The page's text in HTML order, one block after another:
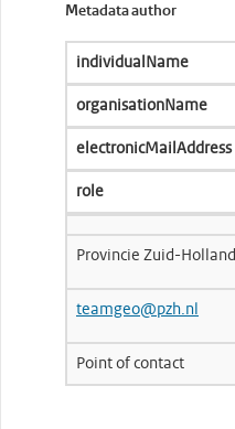
Metadata author
individualName
organisationName
electronicMailAddress
role
Provincie Zuid-Holland
teamgeo@pzh.nl
Point of contact